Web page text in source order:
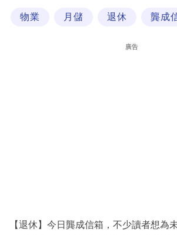
區
物業 月儲 退休 龔成
廣告
【退休】今日龔成信箱，不少讀者想為